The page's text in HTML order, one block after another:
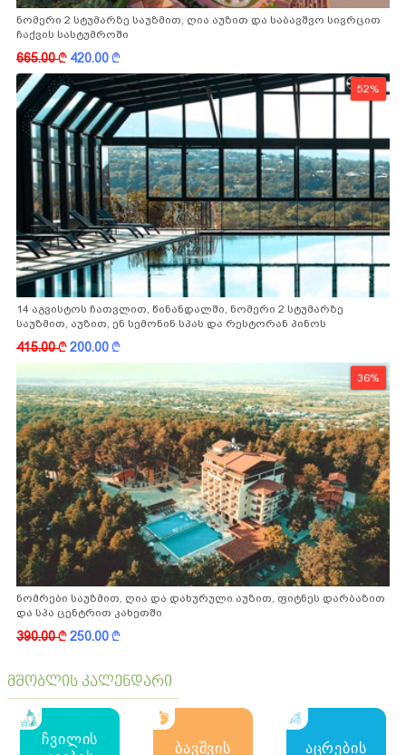
ნომერი 2 სტუმარზე საუზმით, ღია აუზით და საბავშვო სივრცით
ჩაქვის სასტუმროში
665.00k 420.00k
52%
14 აგვისტოს ჩათვლით, წინანდალში, ნომერი 2 სტუმარზე
საუზმით, აუზით, ენ სემონინ სპას და რესტორან პინოს
415.00k200.00k
36%
ნომრები საუზმით, ღია და დახურული აუზით, ფიტნეს დარბაზით
და სპა ცენტრით კახეთში
390.00k250.00k
მშობლის კალენდარი
ჩვილის
ბავშვის აცრების